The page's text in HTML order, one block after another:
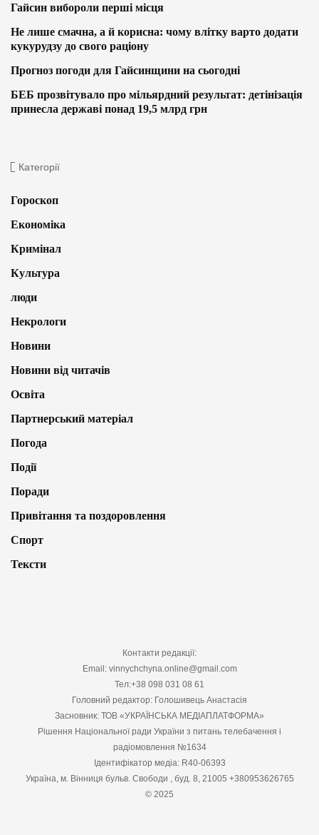
Гайсин вибороли перші місця
Не лише смачна, а й корисна: чому влітку варто додати
кукурудзу до свого раціону
Прогноз погоди для Гайсинщини на сьогодні
БЕБ прозвітувало про мільярдний результат: детінізація
принесла державі понад 19,5 млрд грн
Категорії
Гороскоп
Економіка
Кримінал
Культура
люди
Некрологи
Новини
Новини від читачів
Освіта
Партнерський матеріал
Погода
Події
Поради
Привітання та поздоровлення
Спорт
Тексти
Контакти редакції:
Email: vinnychchyna.online@gmail.com
Тел:+38 098 031 08 61
Головний редактор: Голошивець Анастасія
Засновник: ТОВ «УКРАЇНСЬКА МЕДІАПЛАТФОРМА»
Рішення Національної ради України з питань телебачення і
радіомовлення №1634
Ідентифікатор медіа: R40-06393
Україна, м. Вінниця бульв. Свободи , буд. 8, 21005 +380953626765
© 2025